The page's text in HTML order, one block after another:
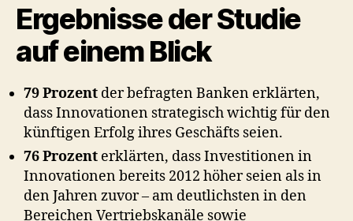
Ergebnisse der Studie
auf einem Blick
79 Prozent der befragten Banken erklärten,
dass Innovationen strategisch wichtig für den
künftigen Erfolg ihres Geschäfts seien.
76 Prozent erklärten, dass Investitionen in
Innovationen bereits 2012 höher seien als in
den Jahren zuvor – am deutlichsten in den
Bereichen Vertriebskanäle sowie